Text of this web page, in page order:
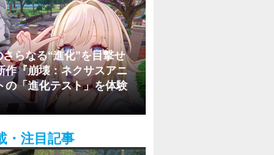
らなる“進化”を目撃せ
『崩壊：ネクサスアニ
の「進化テスト」を体験
・注目記事